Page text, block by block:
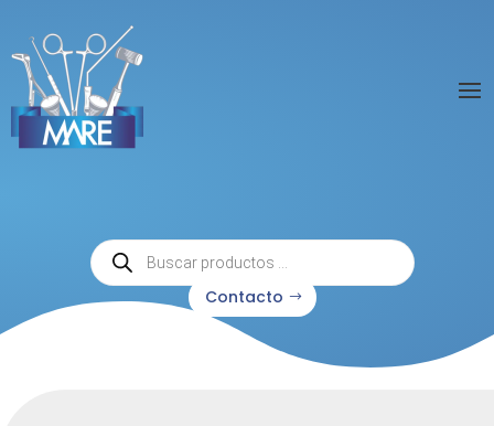
Búsqueda
de
productos
Contacto